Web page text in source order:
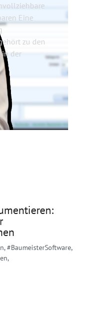
Eine
zu den
in der
,#BaumeisterSoftware,
,